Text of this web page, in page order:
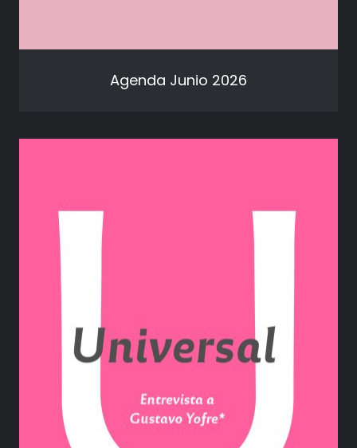
Agenda Junio 2026